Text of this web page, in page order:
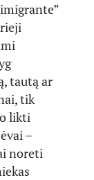
tautą ar
tik
likti
–
noreti